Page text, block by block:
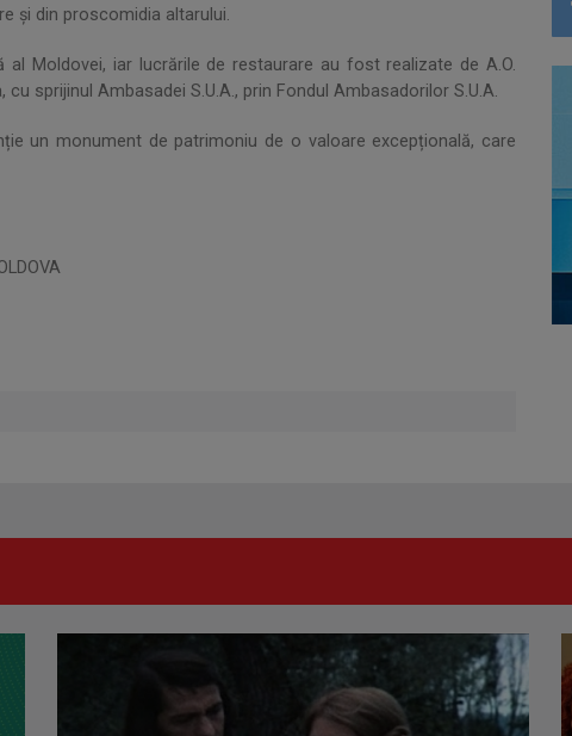
și din proscomidia altarului.
Moldovei, iar lucrările de restaurare au fost realizate de A.O.
sprijinul Ambasadei S.U.A., prin Fondul Ambasadorilor S.U.A.
un monument de patrimoniu de o valoare excepțională, care